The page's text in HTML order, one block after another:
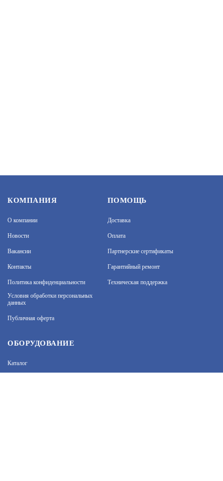
На нашем сайте используются cookie–файлы, в том
числе сервисов веб–аналитики. Используя сайт, вы
обработке персональных данных вы можете узнать
Принять и закрыть
КОМПАНИЯ
О компании
Новости
Вакансии
Контакты
Политика конфиденциальности
Условия обработки персональных
данных
Публичная оферта
ПОМОЩЬ
Доставка
Оплата
Партнерские сертификаты
Гарантийный ремонт
Техническая поддержка
ОБОРУДОВАНИЕ
Каталог